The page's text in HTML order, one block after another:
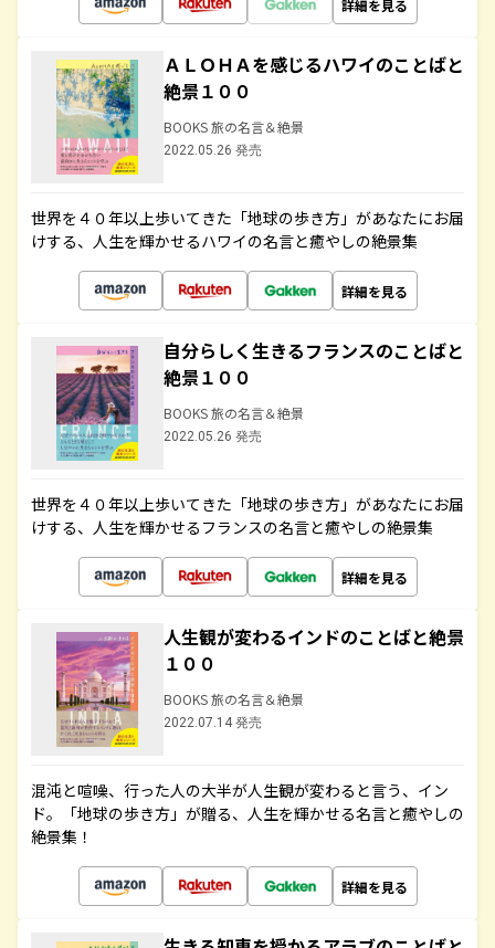
詳細を見る
ＡＬＯＨＡを感じるハワイのことばと
絶景１００
BOOKS 旅の名言＆絶景
2022.05.26 発売
世界を４０年以上歩いてきた「地球の歩き方」があなたにお届
けする、人生を輝かせるハワイの名言と癒やしの絶景集
詳細を見る
自分らしく生きるフランスのことばと
絶景１００
BOOKS 旅の名言＆絶景
2022.05.26 発売
世界を４０年以上歩いてきた「地球の歩き方」があなたにお届
けする、人生を輝かせるフランスの名言と癒やしの絶景集
詳細を見る
人生観が変わるインドのことばと絶景
１００
BOOKS 旅の名言＆絶景
2022.07.14 発売
混沌と喧噪、行った人の大半が人生観が変わると言う、イン
ド。「地球の歩き方」が贈る、人生を輝かせる名言と癒やしの
絶景集！
詳細を見る